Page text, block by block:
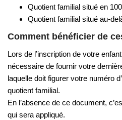
Quotient familial situé en
Quotient familial situé au-
Comment bénéficier de
Lors de l’inscription de votre
nécessaire de fournir votre
laquelle doit figurer votre numéro
quotient familial.
En l’absence de ce document,
qui sera appliqué.